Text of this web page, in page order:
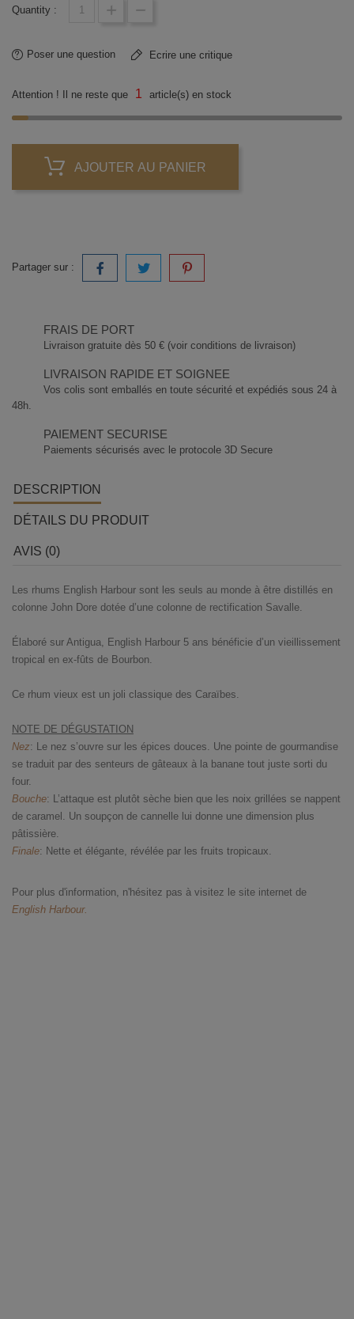
Quantity :
Poser une question Ecrire une critique
Attention ! Il ne reste que 1 article(s) en stock
AJOUTER AU PANIER
Partager sur :
FRAIS DE PORT
Livraison gratuite dès 50 € (voir conditions de livraison)
LIVRAISON RAPIDE ET SOIGNEE
Vos colis sont emballés en toute sécurité et expédiés sous 24 à
48h.
PAIEMENT SECURISE
Paiements sécurisés avec le protocole 3D Secure
DESCRIPTION
DÉTAILS DU PRODUIT
AVIS (0)
Les rhums English Harbour sont les seuls au monde à être distillés en
colonne John Dore dotée d’une colonne de rectification Savalle.
Élaboré sur Antigua, English Harbour 5 ans bénéficie d’un vieillissement
tropical en ex-fûts de Bourbon.
Ce rhum vieux est un joli classique des Caraïbes.
NOTE DE DÉGUSTATION
Nez: Le nez s’ouvre sur les épices douces. Une pointe de gourmandise
se traduit par des senteurs de gâteaux à la banane tout juste sorti du
four.
Bouche: L’attaque est plutôt sèche bien que les noix grillées se nappent
de caramel. Un soupçon de cannelle lui donne une dimension plus
pâtissière.
Finale: Nette et élégante, révélée par les fruits tropicaux.
Pour plus d'information, n'hésitez pas à visitez le site internet de
English Harbour.